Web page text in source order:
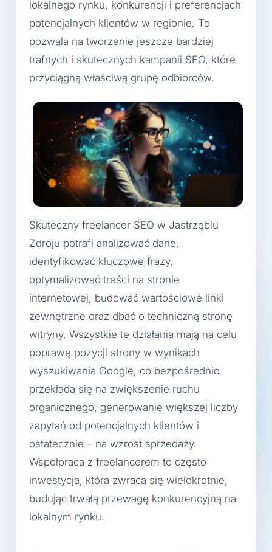
lokalnego rynku, konkurencji i preferencjach
potencjalnych klientów w regionie. To
pozwala na tworzenie jeszcze bardziej
trafnych i skutecznych kampanii SEO, które
przyciągną właściwą grupę odbiorców.
Skuteczny freelancer SEO w Jastrzębiu
Zdroju potrafi analizować dane,
identyfikować kluczowe frazy,
optymalizować treści na stronie
internetowej, budować wartościowe linki
zewnętrzne oraz dbać o techniczną stronę
witryny. Wszystkie te działania mają na celu
poprawę pozycji strony w wynikach
wyszukiwania Google, co bezpośrednio
przekłada się na zwiększenie ruchu
organicznego, generowanie większej liczby
zapytań od potencjalnych klientów i
ostatecznie – na wzrost sprzedaży.
Współpraca z freelancerem to często
inwestycja, która zwraca się wielokrotnie,
budując trwałą przewagę konkurencyjną na
lokalnym rynku.